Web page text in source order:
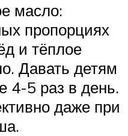
масло:
пропорциях
и тёплое
Давать детям
4-5 раз в день.
даже при